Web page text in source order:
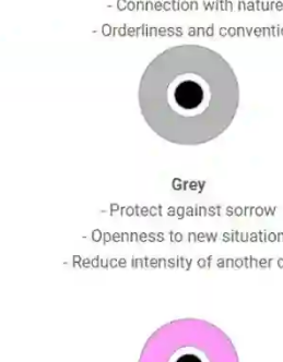
anbefaler, at du IKKE køber